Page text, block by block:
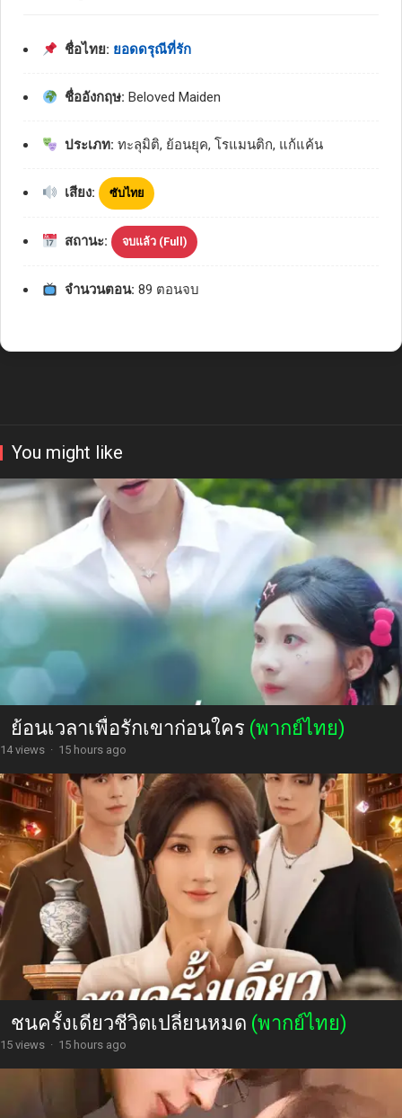
ชื่อไทย: ยอดดรุณีที่รัก
ชื่ออังกฤษ: Beloved Maiden
ประเภท: ทะลุมิติ, ย้อนยุค, โรแมนติก, แก้แค้น
เสียง: ซับไทย
สถานะ: จบแล้ว (Full)
จำนวนตอน: 89 ตอนจบ
You might like
ย้อนเวลาเพื่อรักเขาก่อนใคร (พากย์ไทย)
14 views · 15 hours ago
ชนครั้งเดียวชีวิตเปลี่ยนหมด (พากย์ไทย)
15 views · 15 hours ago